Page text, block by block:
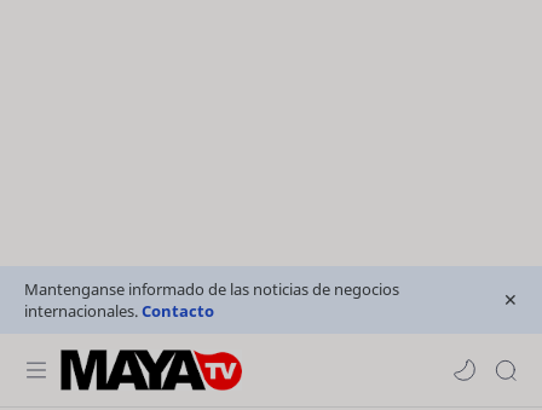
Mantenganse informado de las noticias de negocios
internacionales.Contacto